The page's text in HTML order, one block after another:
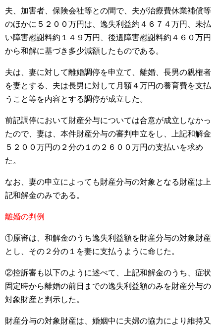
夫、加害者、保険会社等との間で、夫が治療費休業補償等
のほかに５２００万円は、逸失利益約４６７４万円、未払
い障害慰謝料約１４９万円、後遺障害慰謝料約４６０万円
から和解に基づき多少減額したものである。
夫は、妻に対して離婚調停を申立て、離婚、長男の親権者
を妻とする、夫は長男に対して月額４万円の養育費を支払
うこと等を内容とする調停が成立した。
前記調停において財産分与については合意が成立しなかっ
たので、妻は、本件財産分与の審判申立をし、上記和解金
５２００万円の２分の１の２６００万円の支払いを求め
た。
なお、妻の申立によっても財産分与の対象となる財産は上
記和解金のみである。
離婚の判例
①原審は、和解金のうち逸失利益額を財産分与の対象財産
とし、その２分の１を妻に支払うように命じた。
②控訴審も以下のように述べて、上記和解金のうち、症状
固定時から離婚の前日までの逸失利益額のみを財産分与の
対象財産と判示した。
財産分与の対象財産は、婚姻中に夫婦の協力により維持又